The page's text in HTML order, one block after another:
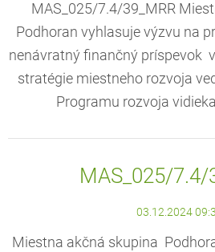
MAS_025/7.4/39_MRR
Podhoran vyhlasuje výzvu na
nenávratný finančný príspevok
stratégie miestneho rozvoja
Programu rozvoja
MAS_025/7.4/
03.12.2024
Miestna akčná skupina